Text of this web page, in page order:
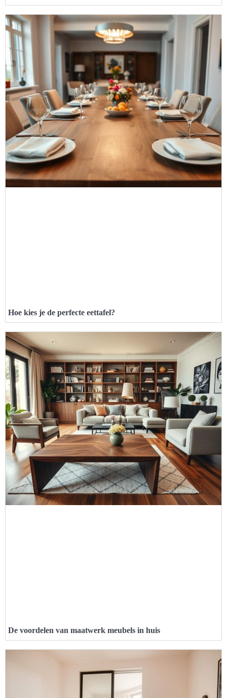
Hoe kies je de perfecte eettafel?
De voordelen van maatwerk meubels in huis